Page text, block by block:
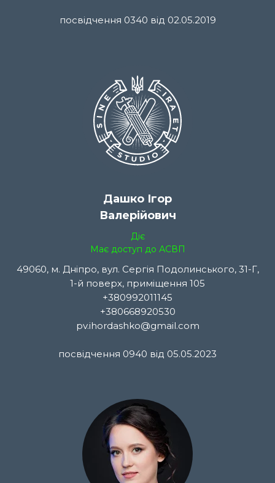
посвідчення 0340 від 02.05.2019
Дашко Ігор
Валерійович
Діє
Має доступ до АСВП
49060, м. Дніпро, вул. Сергія Подолинського, 31-Г,
1-й поверх, приміщення 105
+380992011145
+380668920530
pv.ihordashko@gmail.com
посвідчення 0940 від 05.05.2023